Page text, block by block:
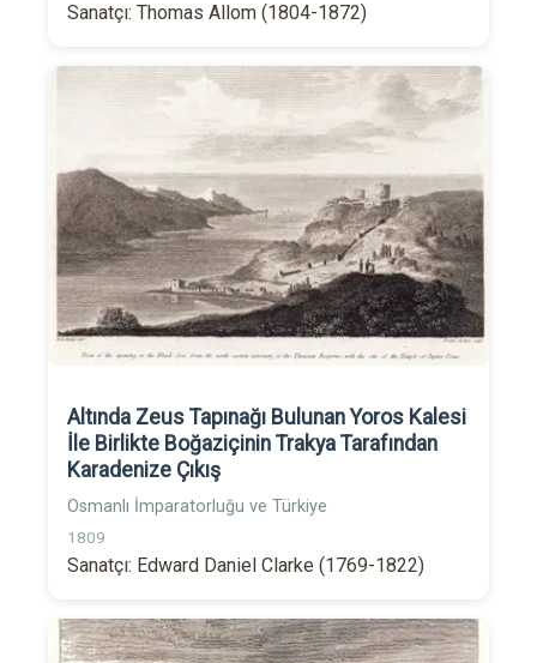
Sanatçı: Thomas Allom (1804-1872)
Altında Zeus Tapınağı Bulunan Yoros Kalesi
İle Birlikte Boğaziçinin Trakya Tarafından
Karadenize Çıkış
Osmanlı İmparatorluğu ve Türkiye
1809
Sanatçı: Edward Daniel Clarke (1769-1822)